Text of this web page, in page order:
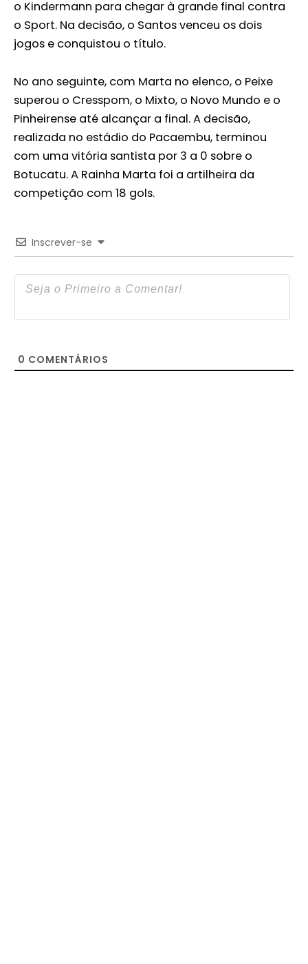
o Kindermann para chegar à grande final contra
o Sport. Na decisão, o Santos venceu os dois
jogos e conquistou o título.
No ano seguinte, com Marta no elenco, o Peixe
superou o Cresspom, o Mixto, o Novo Mundo e o
Pinheirense até alcançar a final. A decisão,
realizada no estádio do Pacaembu, terminou
com uma vitória santista por 3 a 0 sobre o
Botucatu. A Rainha Marta foi a artilheira da
competição com 18 gols.
Inscrever-se
0 COMENTÁRIOS